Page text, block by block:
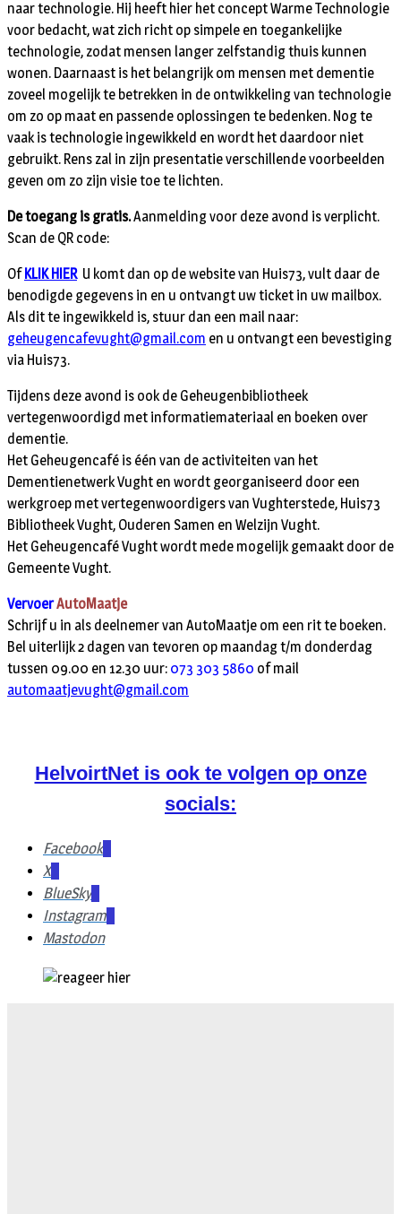
naar technologie. Hij heeft hier het concept Warme Technologie
voor bedacht, wat zich richt op simpele en toegankelijke
technologie, zodat mensen langer zelfstandig thuis kunnen
wonen. Daarnaast is het belangrijk om mensen met dementie
zoveel mogelijk te betrekken in de ontwikkeling van technologie
om zo op maat en passende oplossingen te bedenken. Nog te
vaak is technologie ingewikkeld en wordt het daardoor niet
gebruikt. Rens zal in zijn presentatie verschillende voorbeelden
geven om zo zijn visie toe te lichten.
De toegang is gratis.Aanmelding voor deze avond is verplicht.
Scan de QR code:
OfKLIK HIERU komt dan op de website van Huis73, vult daar de
benodigde gegevens in en u ontvangt uw ticket in uw mailbox.
Als dit te ingewikkeld is, stuur dan een mail naar:
geheugencafevught@gmail.com en u ontvangt een bevestiging
via Huis73.
Tijdens deze avond is ook de Geheugenbibliotheek
vertegenwoordigd met informatiemateriaal en boeken over
dementie.
Het Geheugencafé is één van de activiteiten van het
Dementienetwerk Vught en wordt georganiseerd door een
werkgroep met vertegenwoordigers van Vughterstede, Huis73
Bibliotheek Vught, Ouderen Samen en Welzijn Vught.
Het Geheugencafé Vught wordt mede mogelijk gemaakt door de
Gemeente Vught.
VervoerAutoMaatje
Schrijf u in als deelnemer van AutoMaatje om een rit te boeken.
Bel uiterlijk 2 dagen van tevoren op maandag t/m donderdag
tussen 09.00 en 12.30 uur: 073 303 5860 of mail
automaatjevught@gmail.com
HelvoirtNet is ook te volgen op onze
socials:
Facebook
X
BlueSky
Instagram
Mastodon